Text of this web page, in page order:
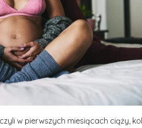
w pierwszych miesiącach ciąży,